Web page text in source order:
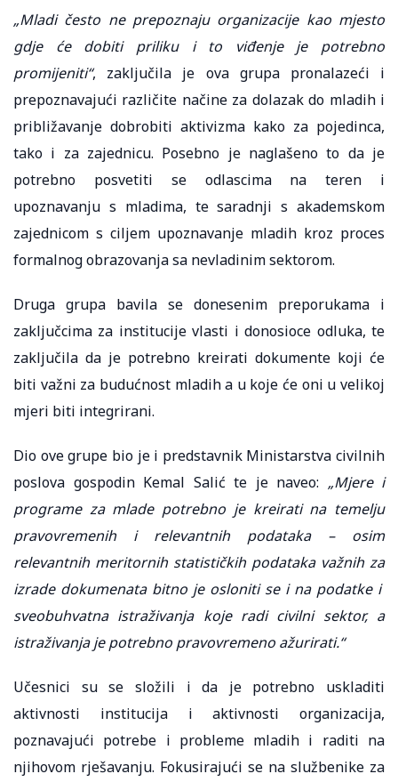
„Mladi često ne prepoznaju organizacije kao mjesto
gdje će dobiti priliku i to viđenje je potrebno
promijeniti“, zaključila je ova grupa pronalazeći i
prepoznavajući različite načine za dolazak do mladih i
približavanje dobrobiti aktivizma kako za pojedinca,
tako i za zajednicu. Posebno je naglašeno to da je
potrebno posvetiti se odlascima na teren i
upoznavanju s mladima, te saradnji s akademskom
zajednicom s ciljem upoznavanje mladih kroz proces
formalnog obrazovanja sa nevladinim sektorom.
Druga grupa bavila se donesenim preporukama i
zaključcima za institucije vlasti i donosioce odluka, te
zaključila da je potrebno kreirati dokumente koji će
biti važni za budućnost mladih a u koje će oni u velikoj
mjeri biti integrirani.
Dio ove grupe bio je i predstavnik Ministarstva civilnih
poslova gospodin Kemal Salić te je naveo: „Mjere i
programe za mlade potrebno je kreirati na temelju
pravovremenih i relevantnih podataka – osim
relevantnih meritornih statističkih podataka važnih za
izrade dokumenata bitno je osloniti se i na podatke i
sveobuhvatna istraživanja koje radi civilni sektor, a
istraživanja je potrebno pravovremeno ažurirati.“
Učesnici su se složili i da je potrebno uskladiti
aktivnosti institucija i aktivnosti organizacija,
poznavajući potrebe i probleme mladih i raditi na
njihovom rješavanju. Fokusirajući se na službenike za